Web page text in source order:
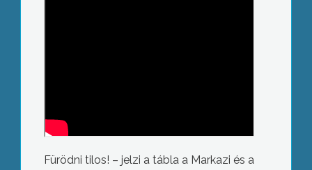
Fürödni tilos! – jelzi a tábla a Markazi és a